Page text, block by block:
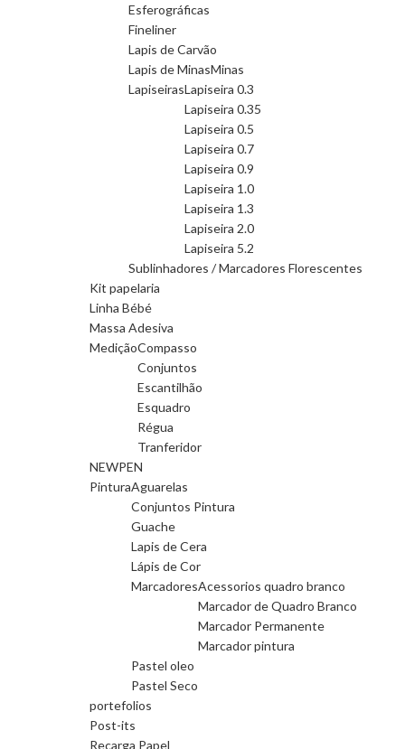
Esferográficas
Fineliner
Lapis de Carvão
Lapis de MinasMinas
LapiseirasLapiseira 0.3
Lapiseira 0.35
Lapiseira 0.5
Lapiseira 0.7
Lapiseira 0.9
Lapiseira 1.0
Lapiseira 1.3
Lapiseira 2.0
Lapiseira 5.2
Sublinhadores / Marcadores Florescentes
Kit papelaria
Linha Bébé
Massa Adesiva
MediçãoCompasso
Conjuntos
Escantilhão
Esquadro
Régua
Tranferidor
NEWPEN
PinturaAguarelas
Conjuntos Pintura
Guache
Lapis de Cera
Lápis de Cor
MarcadoresAcessorios quadro branco
Marcador de Quadro Branco
Marcador Permanente
Marcador pintura
Pastel oleo
Pastel Seco
portefolios
Post-its
Recarga Papel